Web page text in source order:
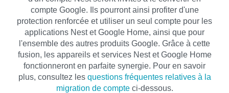
compte Google. Ils pourront ainsi profiter d'une
protection renforcée et utiliser un seul compte pour les
applications Nest et Google Home, ainsi que pour
l'ensemble des autres produits Google. Grâce à cette
fusion, les appareils et services Nest et Google Home
fonctionneront en parfaite synergie. Pour en savoir
plus, consultez les questions fréquentes relatives à la
migration de compteci-dessous.